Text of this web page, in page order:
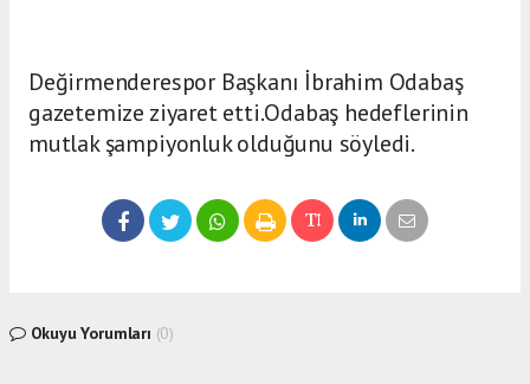
Değirmenderespor Başkanı İbrahim Odabaş
gazetemize ziyaret etti.Odabaş hedeflerinin
mutlak şampiyonluk olduğunu söyledi.
Okuyu Yorumları (0)